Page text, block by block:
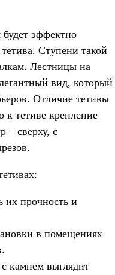
эффектно
Ступени такой
Лестницы на
вид, который
Отличие тетивы
к тетиве крепление
– сверху, с
:
их прочность и
в помещениях
камнем выглядит